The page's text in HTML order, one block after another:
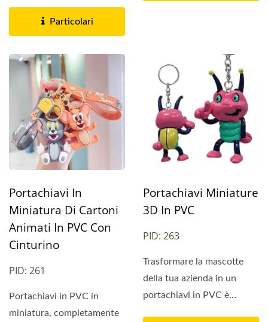
Particolari
Portachiavi In
Miniatura Di Cartoni
Animati In PVC Con
Cinturino
PID: 261
Portachiavi in PVC in
miniatura, completamente
Portachiavi Miniature
3D In PVC
PID: 263
Trasformare la mascotte
della tua azienda in un
portachiavi in PVC è